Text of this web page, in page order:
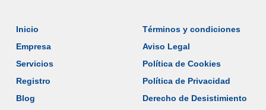
Inicio
Empresa
Servicios
Registro
Blog
Términos y condiciones
Aviso Legal
Política de Cookies
Política de Privacidad
Derecho de Desistimiento